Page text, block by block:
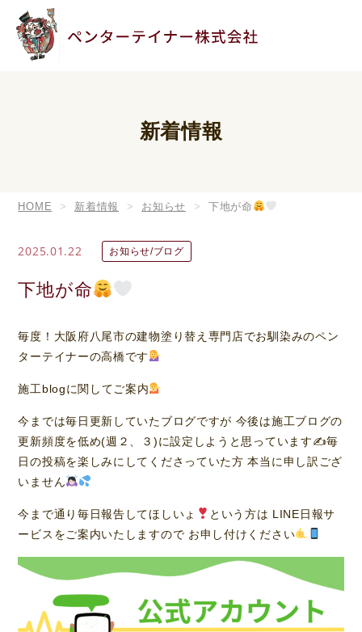
新着情報
HOME 新着情報 お知らせ 下地が命
2025.01.22 お知らせ/ブログ
下地が命
毎度！大阪府八尾市の建物塗り替え専門店でお馴染みのペン
ターテイナーの高橋です
施工blogに関してご案内
今までは毎日更新していたブログですが 今後は施工ブログの
更新頻度を低め(週２、３)に設定しようと思っています✍毎
日の投稿を楽しみにしてくださっていた方 本当に申し訳ござ
いません
今まで通り毎日報告してほしいょ
という方は LINE日報サ
ービスをご案内いたしますので お申し付けください